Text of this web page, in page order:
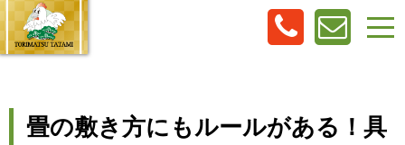
畳の敷き方にもルールがある！具